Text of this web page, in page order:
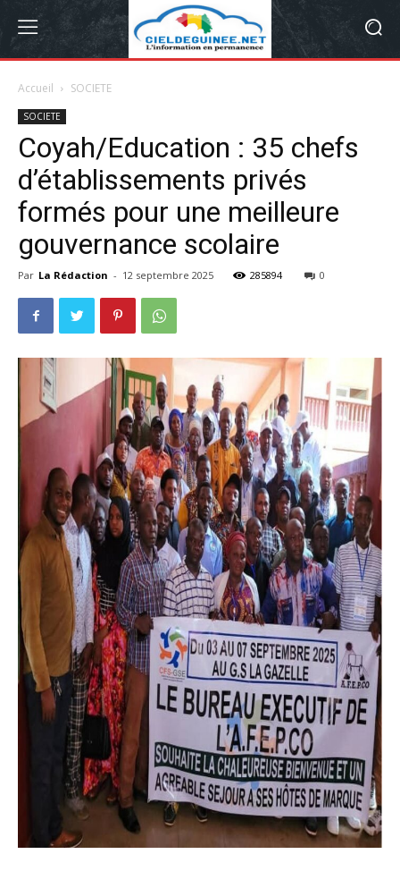
Accueil SOCIETE
SOCIETE
Coyah/Education : 35 chefs
d’établissements privés
formés pour une meilleure
gouvernance scolaire
Par La Rédaction - 12 septembre 2025 285894 0